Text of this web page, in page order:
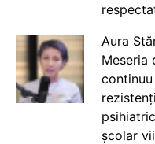
Aura
Meseria
școlar